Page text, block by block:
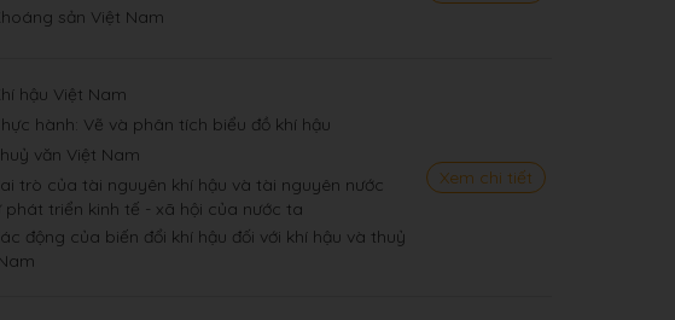
sản Việt Nam
hậu Việt Nam
hành: Vẽ và phân tích biểu đồ khí hậu
văn Việt Nam
trò của tài nguyên khí hậu và tài nguyên nước
phát triển kinh tế - xã hội của nước ta
động của biến đổi khí hậu đối với khí hậu và thuỷ
Xem chi tiết